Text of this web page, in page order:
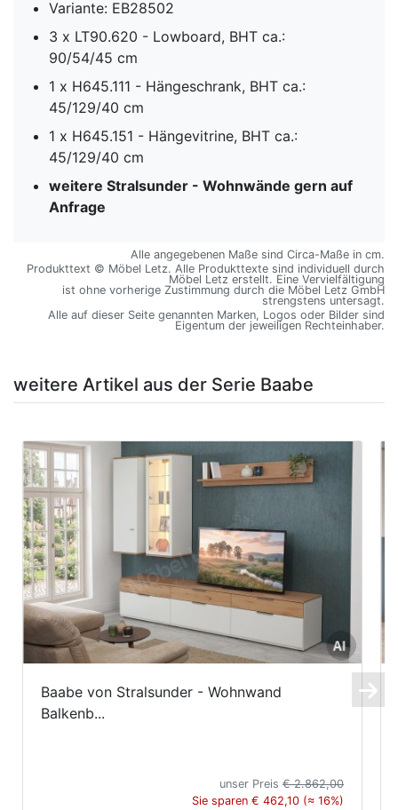
Variante: EB28502
3 x LT90.620 - Lowboard, BHT ca.:
90/54/45 cm
1 x H645.111 - Hängeschrank, BHT ca.:
45/129/40 cm
1 x H645.151 - Hängevitrine, BHT ca.:
45/129/40 cm
weitere Stralsunder - Wohnwände gern auf
Anfrage
Alle angegebenen Maße sind Circa-Maße in cm.
Produkttext © Möbel Letz. Alle Produkttexte sind individuell durch
Möbel Letz erstellt. Eine Vervielfältigung
ist ohne vorherige Zustimmung durch die Möbel Letz GmbH
strengstens untersagt.
Alle auf dieser Seite genannten Marken, Logos oder Bilder sind
Eigentum der jeweiligen Rechteinhaber.
weitere Artikel aus der Serie Baabe
Baabe von Stralsunder - Wohnwand
Balkenb...
unser Preis€ 2.862,00
Sie sparen € 462,10 (≈ 16%)